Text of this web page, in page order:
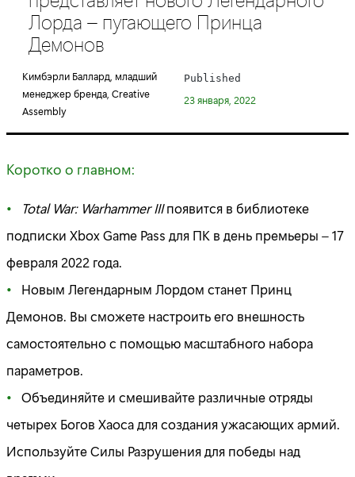
g
o
y
:
Лорда – пугающего Принца
Демонов
Кимбэрли Баллард, младший
менеджер бренда, Creative
Assembly
Published
23 января, 2022
Коротко о главном:
Total War: Warhammer IIIпоявится в библиотеке
подписки Xbox Game Pass для ПК в день премьеры – 17
февраля 2022 года.
Новым Легендарным Лордом станет Принц
Демонов. Вы сможете настроить его внешность
самостоятельно с помощью масштабного набора
параметров.
Объединяйте и смешивайте различные отряды
четырех Богов Хаоса для создания ужасающих армий.
Используйте Силы Разрушения для победы над